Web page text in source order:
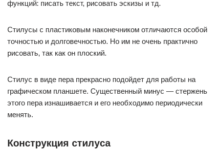
функций: писать текст, рисовать эскизы и тд.
Стилусы с пластиковым наконечником отличаются особой
точностью и долговечностью. Но им не очень практично
рисовать, так как он плоский.
Стилус в виде пера прекрасно подойдет для работы на
графическом планшете. Существенный минус — стержень
этого пера изнашивается и его необходимо периодически
менять.
Конструкция стилуса